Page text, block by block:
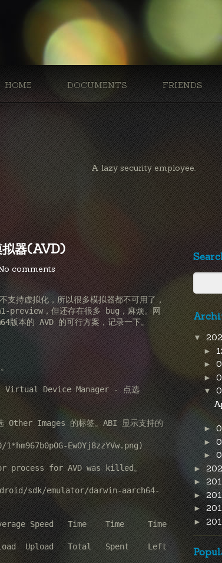
HOME DOCUMENTS FRIENDS
A lazy security employee.
器(AVD)
comments
持虚拟化，所以很多模拟器都不可用了，
，但还存在很多 bug，麻烦。网
本的 AVD 的可行方案，记录一下。
Virtual Device Manager - 点选
EwOYj8zzYVw.png)
process for AVD was killed。
sdk/emulator/darwin-aarch64-
▼
►
►
►
▼
►
►
►
►
►
►
►
►